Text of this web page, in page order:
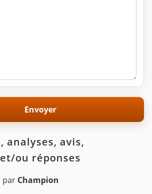
analyses, avis,
ou réponses
par Champion